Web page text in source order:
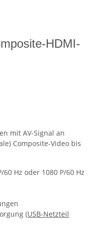
HDMI-
mit AV-Signal an
Composite-Video bis
Hz oder 1080 P/60 Hz
(USB-Netzteil